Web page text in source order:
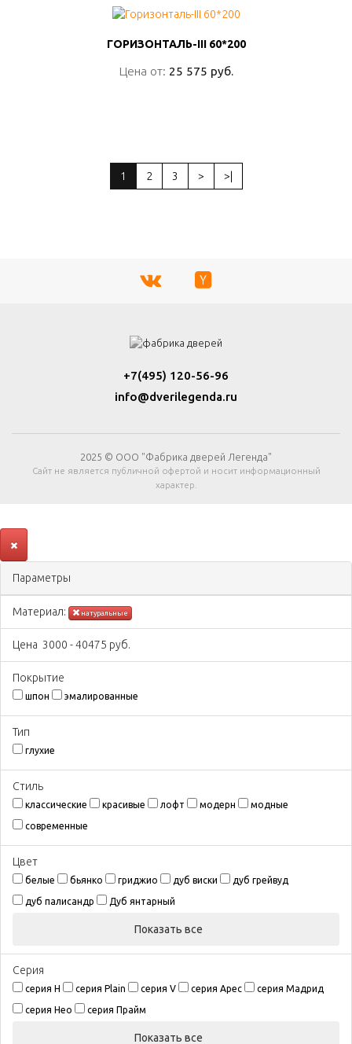
ГОРИЗОНТАЛЬ-III 60*200
Цена от: 25 575 руб.
ГОРИЗОНТАЛЬ-III 60*200
Цена от: 25 575 руб.
1 2 3 > >|
+7(495) 120-56-96
info@dverilegenda.ru
2025 © ООО "Фабрика дверей Легенда"
Сайт не является публичной офертой и носит информационный
характер.
Параметры
Материал: натуральные
Цена 3000 -40475 руб.
Покрытиe
шпон эмалированные
Тип
глухие
Стиль
классические красивые лофт модерн модные
современные
Цвeт
белые бьянко гриджио дуб виски дуб грейвуд
дуб палисандр Дуб янтарный
Показать все
Серия
серия H серия Plain серия V серия Арес серия Мадрид
серия Нео серия Прайм
Показать все